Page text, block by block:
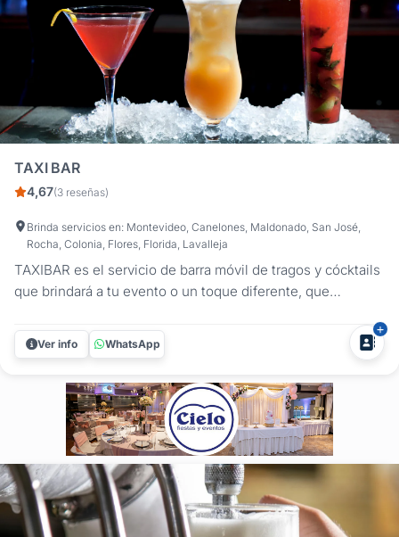
TAXI BAR
4,67(3 reseñas)
Brinda servicios en: Montevideo, Canelones, Maldonado, San José,
Rocha, Colonia, Flores, Florida, Lavalleja
TAXIBAR es el servicio de barra móvil de tragos y cócktails
que brindará a tu evento o un toque diferente, que
tradicionales y preferidos por el público, con el aval de las
marcas de primer nivel como: RON BACARDI VODKA
Ver info WhatsApp